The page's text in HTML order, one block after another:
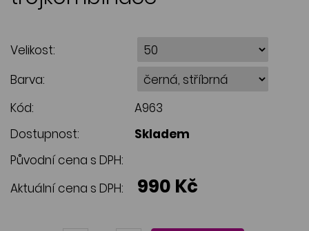
Velikost:
Barva:
Kód:
A963
Dostupnost:
Skladem
Původní cena s DPH:
Aktuální cena s DPH:
990 Kč